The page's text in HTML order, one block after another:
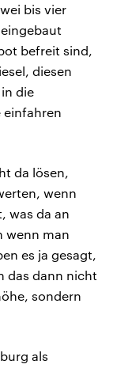
bis vier
befreit sind,
diesen
die
einfahren
da lösen,
wenn
was da an
wenn man
es ja gesagt,
das dann nicht
sondern
als